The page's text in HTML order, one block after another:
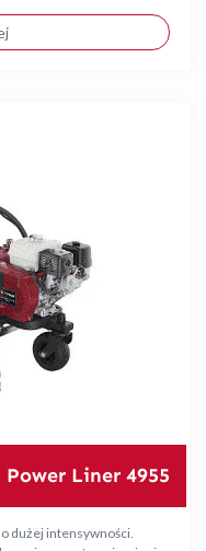
Liner 4955
dużej intensywności.